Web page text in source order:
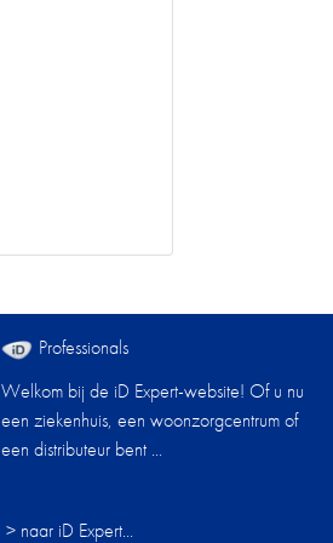
Professionals
Welkom bij de iD Expert-website! Of u nu
een ziekenhuis, een woonzorgcentrum of
een distributeur bent ...
> naar iD Expert...